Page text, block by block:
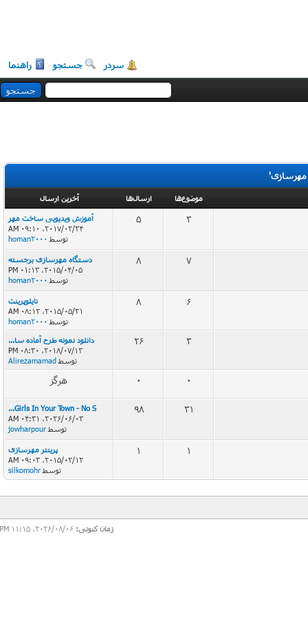
سردر جستجو راهنما
موضوع‌ها ارسال‌ها آخرین ارسال
آموزش ویدیویی ساخت مهر
2017/02/24، 09:10 AM
توسط homan2000
دستگاه مهرسازی برجسته
2015/04/05، 01:13 PM
توسط homan2000
نایلوپرینت
2015/05/31، 08:12 AM
توسط homan2000
26
دانلود نمونه طرح آماده سا...
2018/07/13، 08:30 PM
توسط Alirezamamad
هرگز
31
98
Girls In Your Town - No S...
2026/06/03، 04:31 AM
توسط jowharpour
پرینتر مهرسازی
2015/02/12، 09:03 AM
توسط silkomohr
زمان کنونی: 2026/08/06، 11:15 PM